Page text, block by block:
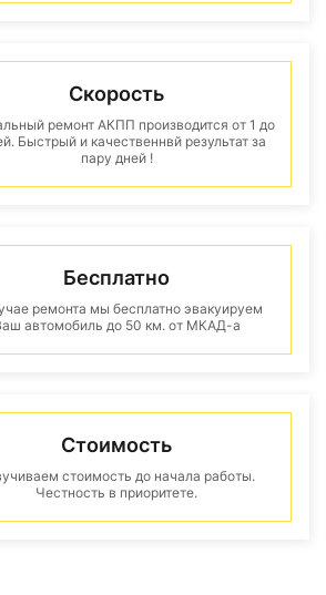
Скорость
ремонт АКПП производится от 1 до
Быстрый и качественнвй результат за
пару дней !
Бесплатно
ремонта мы бесплатно эвакуируем
автомобиль до 50 км. от МКАД-а
Стоимость
стоимость до начала работы.
Честность в приоритете.